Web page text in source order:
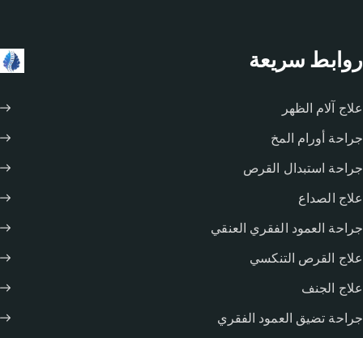
روابط سريعة
علاج آلام الظهر
جراحة أورام المخ
جراحة استبدال القرص
علاج الصداع
جراحة العمود الفقري العنقي
علاج القرص التنكسي
علاج الجنف
جراحة تضيق العمود الفقري